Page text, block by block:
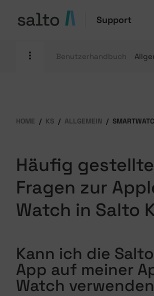
Support
Benutzerhandbuch
HOME KS ALLGEMEIN
Häufig gestellte
Fragen zur
Watch in Salto
Kann ich die
App auf meiner
Watch